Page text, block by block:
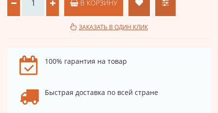
В КОРЗИНУ
ЗАКАЗАТЬ В ОДИН КЛИК
100% гарантия на товар
Быстрая доставка по всей стране